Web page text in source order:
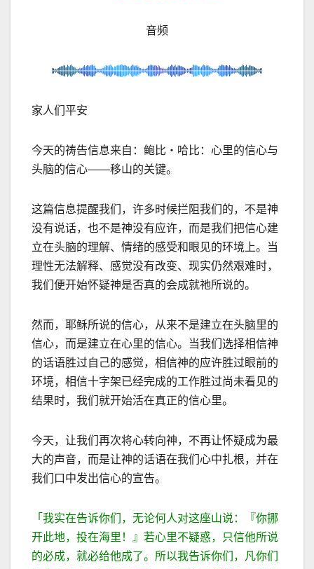
音频
家人们平安
今天的祷告信息来自：鲍比 ・哈比：心里的信心与
头脑的信心——移山的关键。
这篇信息提醒我们，许多时候拦阻我们的，不是神
没有说话，也不是神没有应许，而是我们把信心建
立在头脑的理解、情绪的感受和眼见的环境上。当
理性无法解释、感觉没有改变、现实仍然艰难时，
我们便开始怀疑神是否真的会成就祂所说的。
然而，耶稣所说的信心，从来不是建立在头脑里的
信心，而是建立在心里的信心。当我们选择相信神
的话语胜过自己的感觉，相信神的应许胜过眼前的
环境，相信十字架已经完成的工作胜过尚未看见的
结果时，我们就开始活在真正的信心里。
今天，让我们再次将心转向神，不再让怀疑成为最
大的声音，而是让神的话语在我们心中扎根，并在
我们口中发出信心的宣告。
「我实在告诉你们，无论何人对这座山说：『你挪
开此地，投在海里！』若心里不疑惑，只信他所说
的必成，就必给他成了。所以我告诉你们，凡你们